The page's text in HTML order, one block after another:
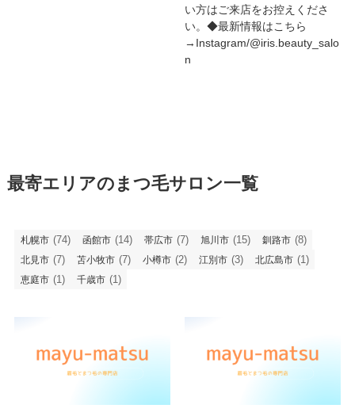
い方はご来店をお控えくださ
い。◆最新情報はこちら
→Instagram/@iris.beauty_salo
n
最寄エリアのまつ毛サロン一覧
札幌市 (74) 函館市 (14) 帯広市 (7) 旭川市 (15) 釧路市 (8)
北見市 (7) 苫小牧市 (7) 小樽市 (2) 江別市 (3) 北広島市 (1)
恵庭市 (1) 千歳市 (1)